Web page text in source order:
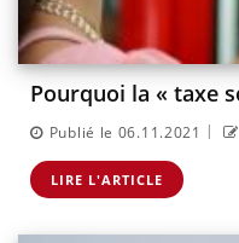
Pourquoi la « taxe
Publié le 06.11.2021 |
LIRE L'ARTICLE